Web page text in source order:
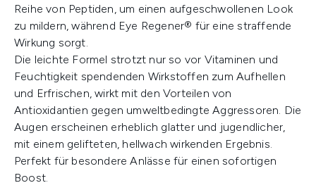
Reihe von Peptiden, um einen aufgeschwollenen Look
zu mildern, während Eye Regener® für eine straffende
Wirkung sorgt.
Die leichte Formel strotzt nur so vor Vitaminen und
Feuchtigkeit spendenden Wirkstoffen zum Aufhellen
und Erfrischen, wirkt mit den Vorteilen von
Antioxidantien gegen umweltbedingte Aggressoren. Die
Augen erscheinen erheblich glatter und jugendlicher,
mit einem gelifteten, hellwach wirkenden Ergebnis.
Perfekt für besondere Anlässe für einen sofortigen
Boost.